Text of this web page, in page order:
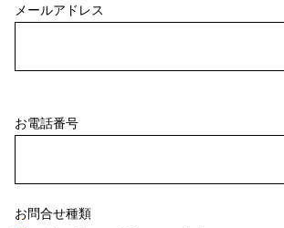
メールアドレス
お電話番号
お問合せ種類